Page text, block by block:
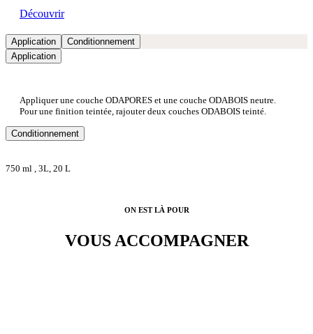
Découvrir
Application
Conditionnement
Application
Appliquer une couche ODAPORES et une couche ODABOIS neutre.
Pour une finition teintée, rajouter deux couches ODABOIS teinté.
Conditionnement
750 ml , 3L, 20 L
ON EST LÀ POUR
VOUS ACCOMPAGNER